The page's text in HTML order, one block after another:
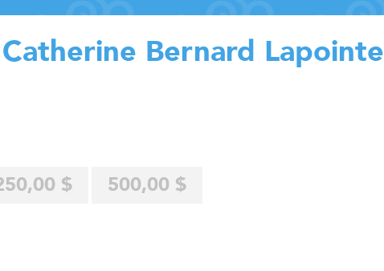
Catherine Bernard Lapointe
$ 500,00 $